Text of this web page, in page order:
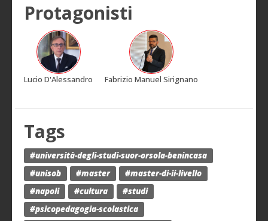
Protagonisti
Lucio D'Alessandro Fabrizio Manuel Sirignano
Tags
#università-degli-studi-suor-orsola-benincasa
#unisob
#master
#master-di-ii-livello
#napoli
#cultura
#studi
#psicopedagogia-scolastica